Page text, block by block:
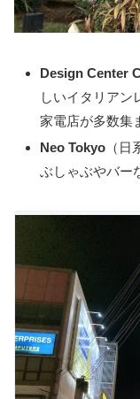
Design Center
しいイタリアン
家電店が多数集
Neo Tokyo （
ぶしゃぶやバー